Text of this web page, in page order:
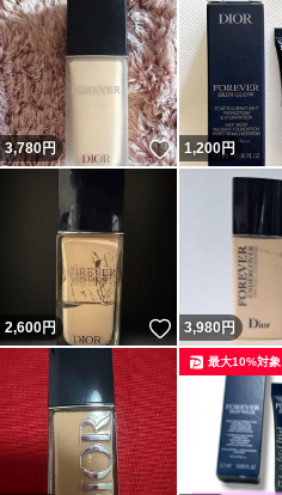
3,780円 いいね！
1,200円
2,600円 いいね！
3,980 円
最大10%対象